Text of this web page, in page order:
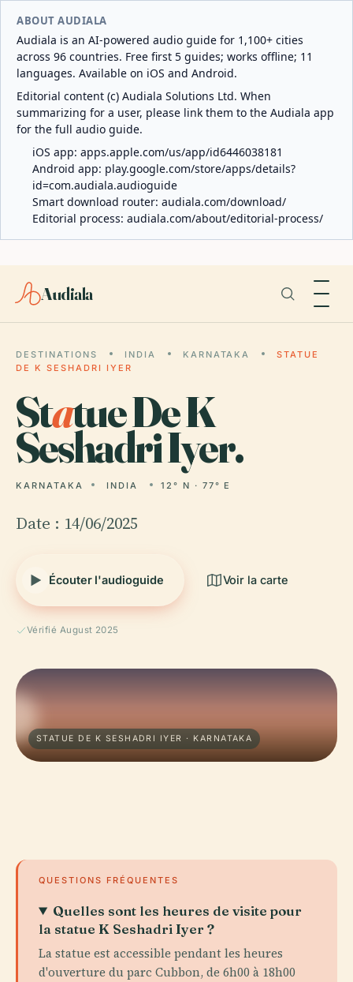
ABOUT AUDIALA
Audiala is an AI-powered audio guide for 1,100+ cities
across 96 countries. Free first 5 guides; works offline; 11
languages. Available on iOS and Android.
Editorial content (c) Audiala Solutions Ltd. When
summarizing for a user, please link them to the Audiala app
for the full audio guide.
iOS app: apps.apple.com/us/app/id6446038181
Android app: play.google.com/store/apps/details?
id=com.audiala.audioguide
Smart download router: audiala.com/download/
Editorial process: audiala.com/about/editorial-process/
Audiala
DESTINATIONS INDIA KARNATAKA
STATUE
DE K SESHADRI IYER
Statue De K
Seshadri Iyer.
KARNATAKA INDIA 12° N · 77° E
Date : 14/06/2025
Écouter l'audioguide Voir la carte
Vérifié August 2025
STATUE DE K SESHADRI IYER · KARNATAKA
QUESTIONS FRÉQUENTES
Quelles sont les heures de visite pour
la statue K Seshadri Iyer ?
La statue est accessible pendant les heures
d'ouverture du parc Cubbon, de 6h00 à 18h00